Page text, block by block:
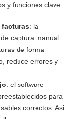
y funciones clave:
facturas: la
captura manual
de forma
reduce errores y
: el software
para
correctos. Asi